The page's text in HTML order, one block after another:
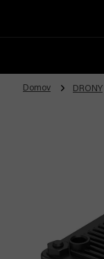
Domov DRONY